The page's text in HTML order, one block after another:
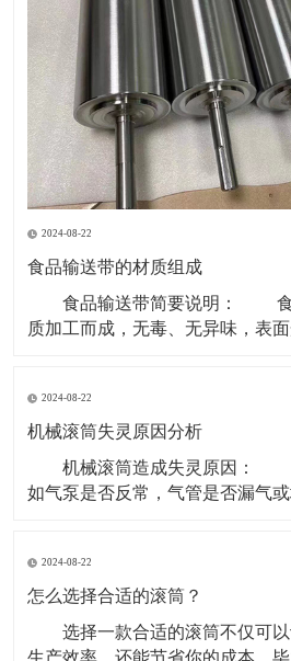
2024-08-22
食品输送带的材质组成
食品输送带简要说明： 食
质加工而成，无毒、无异味，表
份，所以现在用于食品行业基
质有PVC、聚乙烯、聚炳稀、PP、
2024-08-22
机械滚筒失灵原因分析
机械滚筒造成失灵原因： 气
如气泵是否反常，气管是否漏
锤张紧处上部个改向机械滚筒除应
以外还应笔直于重力垂线，即确保
2024-08-22
怎么选择合适的滚筒？
选择一款合适的滚筒不仅可以
生产效率，还能节省你的成本，毕